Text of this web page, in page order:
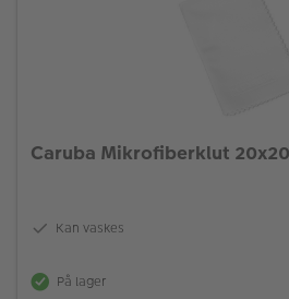
Caruba Mikrofiberklut
Kan vaskes
På lager